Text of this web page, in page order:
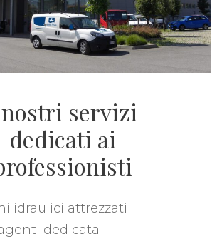
servizi
dedicati ai
idraulici attrezzati
dedicata